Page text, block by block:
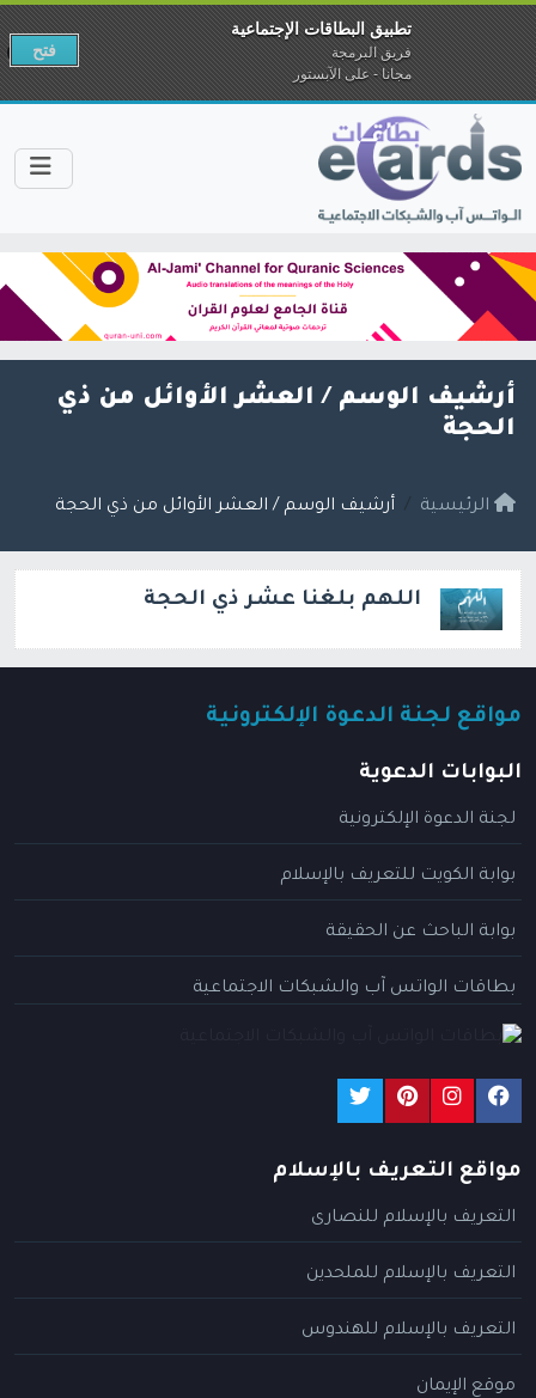
أرشيف الوسم / العشر الأوائل من ذي
الحجة
الرئيسية أرشيف الوسم / العشر الأوائل من ذي الحجة
اللهم بلغنا عشر ذي الحجة
مواقع لجنة الدعوة الإلكترونية
البوابات الدعوية
لجنة الدعوة الإلكترونية
بوابة الكويت للتعريف بالإسلام
بوابة الباحث عن الحقيقة
بطاقات الواتس آب والشبكات الاجتماعية
مواقع التعريف بالإسلام
التعريف بالإسلام للنصارى
التعريف بالإسلام للملحدين
التعريف بالإسلام للهندوس
موقع الإيمان
تطبيق البطاقات الإجتماعية
فريق البرمجة
مجانا - على الآبستور
فتح